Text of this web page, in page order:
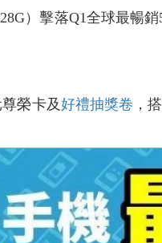
）擊落Q1全球最暢
榮卡及好禮抽獎卷 ，